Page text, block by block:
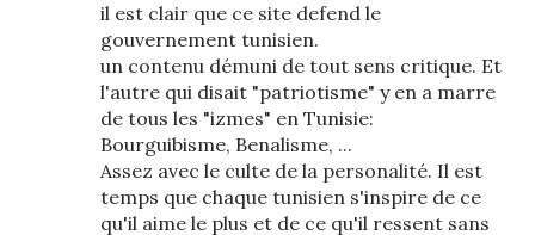
il est clair que ce site defend le
gouvernement tunisien.
un contenu démuni de tout sens critique. Et
l'autre qui disait "patriotisme" y en a marre
de tous les "izmes" en Tunisie:
Bourguibisme, Benalisme, ...
Assez avec le culte de la personalité. Il est
temps que chaque tunisien s'inspire de ce
qu'il aime le plus et de ce qu'il ressent sans